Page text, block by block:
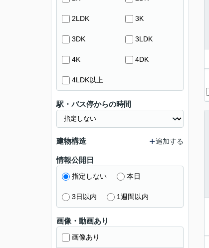
2LDK 3K
3DK 3LDK
4K 4DK
4LDK以上
駅・バス停からの時間
建物構造 追加する
情報公開日
指定しない 本日
3日以内 1週間以内
画像・動画あり
画像あり